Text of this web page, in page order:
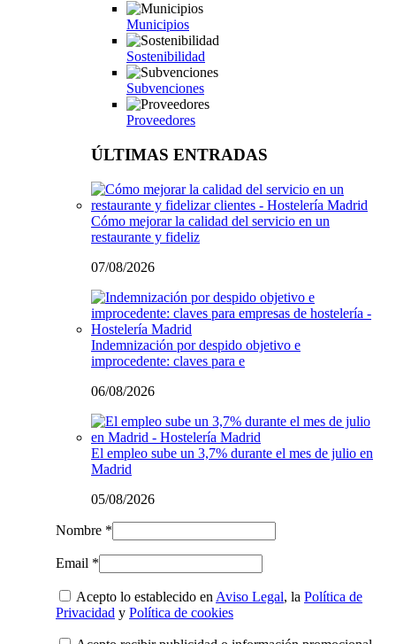
Municipios
Sostenibilidad
Subvenciones
Proveedores
ÚLTIMAS ENTRADAS
Cómo mejorar la calidad del servicio en un
restaurante y fideliz
07/08/2026
Indemnización por despido objetivo e
improcedente: claves para e
06/08/2026
El empleo sube un 3,7% durante el mes de julio en
Madrid
05/08/2026
Nombre *
Email *
Acepto lo establecido en Aviso Legal, la Política de
Privacidad y Política de cookies